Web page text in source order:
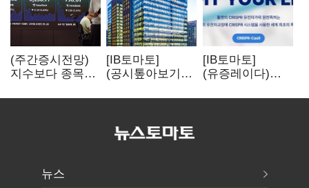
(주간증시전망)
지수보다 종목…
이어진다
[IB토마토]
(공시톺아보기)
바로 매출로
[IB토마토]
(유증레이다)
3분의 1 토막…
뉴스